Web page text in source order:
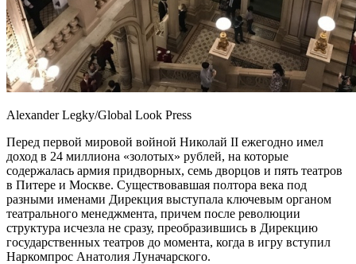
Alexander Legky/Global Look Press
Перед первой мировой войной Николай II ежегодно имел
доход в 24 миллиона «золотых» рублей, на которые
содержалась армия придворных, семь дворцов и пять театров
в Питере и Москве. Существовавшая полтора века под
разными именами Дирекция выступала ключевым органом
театрального менеджмента, причем после революции
структура исчезла не сразу, преобразившись в Дирекцию
государственных театров до момента, когда в игру вступил
Наркомпрос Анатолия Луначарского.